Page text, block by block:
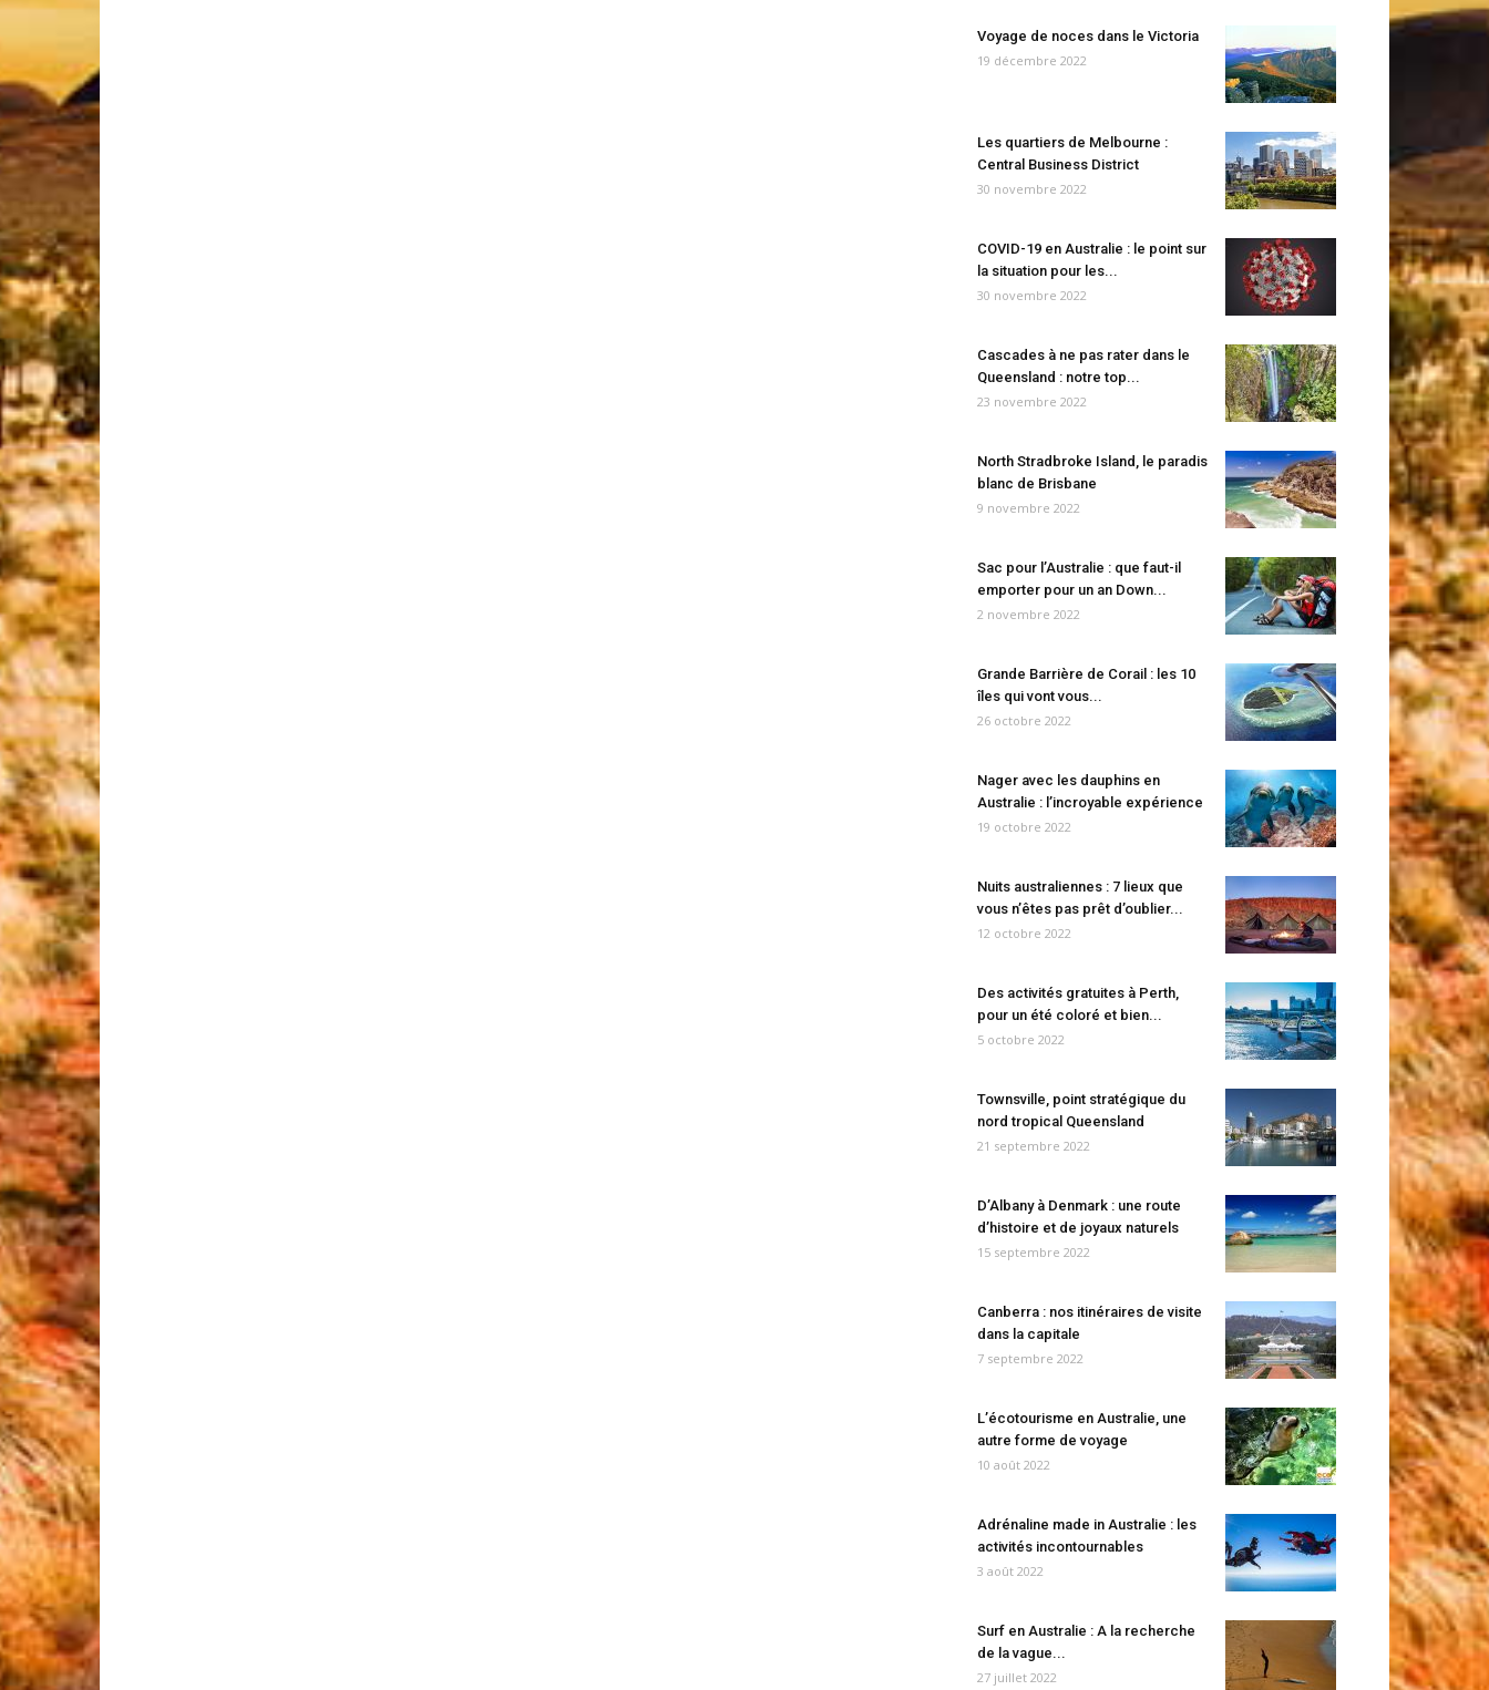
Voyage de noces dans le Victoria
19 décembre 2022
Les quartiers de Melbourne :
Central Business District
30 novembre 2022
COVID-19 en Australie : le point sur
la situation pour les...
30 novembre 2022
Cascades à ne pas rater dans le
Queensland : notre top...
23 novembre 2022
North Stradbroke Island, le paradis
blanc de Brisbane
9 novembre 2022
Sac pour l’Australie : que faut-il
emporter pour un an Down...
2 novembre 2022
Grande Barrière de Corail : les 10
îles qui vont vous...
26 octobre 2022
Nager avec les dauphins en
Australie : l’incroyable expérience
19 octobre 2022
Nuits australiennes : 7 lieux que
vous n’êtes pas prêt d’oublier...
12 octobre 2022
Des activités gratuites à Perth,
pour un été coloré et bien...
5 octobre 2022
Townsville, point stratégique du
nord tropical Queensland
21 septembre 2022
D’Albany à Denmark : une route
d’histoire et de joyaux naturels
15 septembre 2022
Canberra : nos itinéraires de visite
dans la capitale
7 septembre 2022
L’écotourisme en Australie, une
autre forme de voyage
10 août 2022
Adrénaline made in Australie : les
activités incontournables
3 août 2022
Surf en Australie : A la recherche
de la vague...
27 juillet 2022